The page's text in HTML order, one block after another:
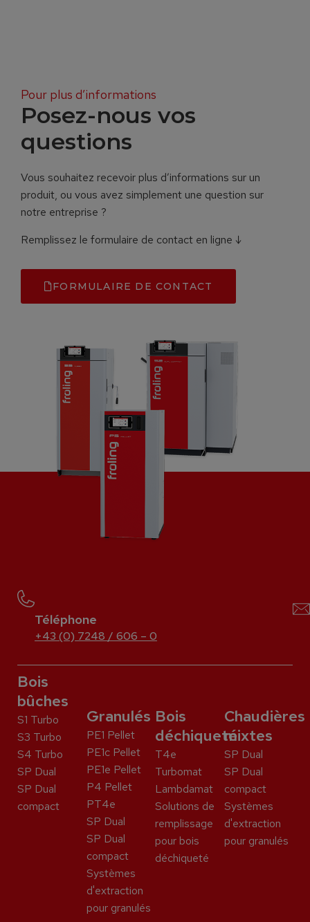
Pour plus d’informations
Posez-nous vos
questions
Vous souhaitez recevoir plus d’informations sur un
produit, ou vous avez simplement une question sur
notre entreprise ?
Remplissez le formulaire de contact en ligne ↓
FORMULAIRE DE CONTACT
Téléphone
+43 (0) 7248 / 606 – 0
Bois
bûches
S1 Turbo
S3 Turbo
S4 Turbo
SP Dual
SP Dual
compact
Granulés
PE1 Pellet
PE1c Pellet
PE1e Pellet
P4 Pellet
PT4e
SP Dual
SP Dual
compact
Systèmes
d'extraction
pour granulés
Bois
déchiqueté
T4e
Turbomat
Lambdamat
Solutions de
remplissage
pour bois
déchiqueté
Chaudières
mixtes
SP Dual
SP Dual
compact
Systèmes
d'extraction
pour granulés